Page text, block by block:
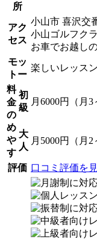
所
アク
セス
小山市 喜沢交
小山ゴルフク
お車でお越し
モッ
トー
楽しいレッス
料
金
の
め
や
す
初
級
月6000円（月
大
人
月5000円（月
評価 口コミ評価を